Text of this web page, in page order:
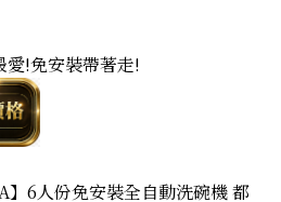
愛!免安裝帶著走!
6人份免安裝全自動洗碗機 都